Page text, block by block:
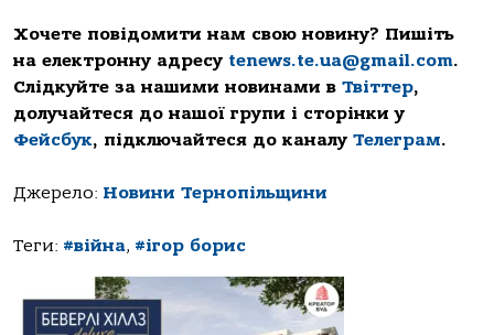
Хочете повідомити нам свою новину? Пишіть
на електронну адресу tenews.te.ua@gmail.com.
Слідкуйте за нашими новинами в Твіттер,
долучайтеся до нашої групи і сторінки у
Фейсбук, підключайтеся до каналу Телеграм.
Джерело: Новини Тернопільщини
Теги: #війна, #ігор борис